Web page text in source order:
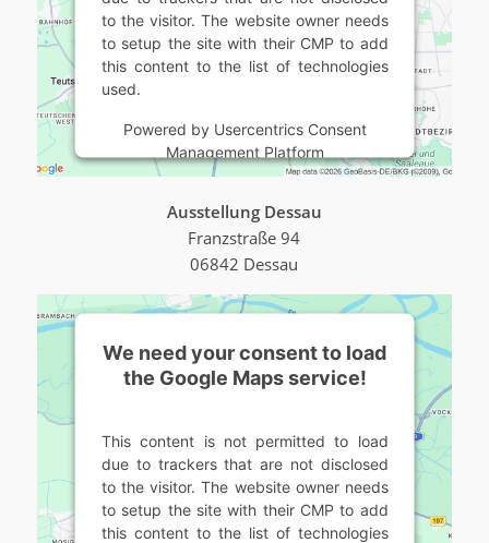
to the visitor. The website owner needs
to setup the site with their CMP to add
this content to the list of technologies
used.
Powered by Usercentrics Consent
Management Platform
Ausstellung Dessau
Franzstraße 94
06842 Dessau
We need your consent to load
the Google Maps service!
This content is not permitted to load
due to trackers that are not disclosed
to the visitor. The website owner needs
to setup the site with their CMP to add
this content to the list of technologies